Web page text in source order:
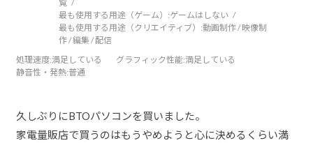
覧
最も使用する用途（ゲーム）:ゲームはしない
最も使用する用途（クリエイティブ）:動画制作 / 映像制
作 / 編集 / 配信
処理速度:満足している グラフィック性能:満足している
静音性・発熱:普通
久しぶりにBTOパソコンを買いました。
家電量販店で買うのはもうやめようと心に決めるくらい満